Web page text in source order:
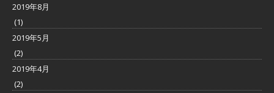
2019年8月
(1)
2019年5月
(2)
2019年4月
(2)